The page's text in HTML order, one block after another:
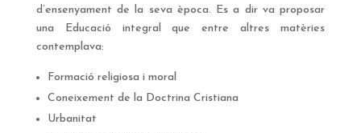
d’ensenyament de la seva època. Es a dir va proposar
una Educació integral que entre altres matèries
contemplava:
Formació religiosa i moral
Coneixement de la Doctrina Cristiana
Urbanitat